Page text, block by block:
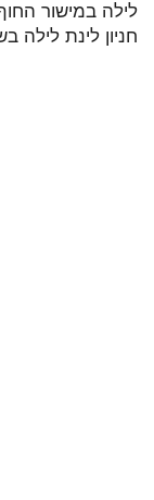
לילה במישור
חניון לינת